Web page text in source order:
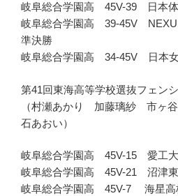
岐阜総合学園高 45V-39 日本
岐阜総合学園高 39-45V
準決勝
岐阜総合学園高 34-45V 日本
第41回東海高等学校選抜フェン
（村瀬あかり 加藤璃紗 市ヶ
石あおい）
岐阜総合学園高 45V-15 愛工
岐阜総合学園高 45V-21 沼
岐阜総合学園高 45V-7 海